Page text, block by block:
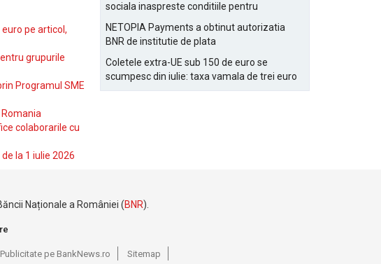
pe articol,
grupurile
Programul SME
colaborarile cu
la 1 iulie 2026
sociala inaspreste conditiile pentru
NETOPIA Payments a obtinut autorizatia
BNR de institutie de plata
Coletele extra-UE sub 150 de euro se
scumpesc din iulie: taxa vamala de trei euro
pe articol, adaugata la taxa logistica
Naționale a României (BNR).
Publicitate pe BankNews.ro
Sitemap